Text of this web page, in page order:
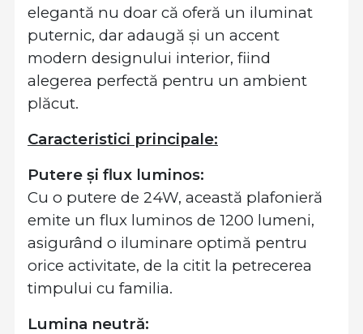
elegantă nu doar că oferă un iluminat
puternic, dar adaugă și un accent
modern designului interior, fiind
alegerea perfectă pentru un ambient
plăcut.
Caracteristici principale:
Putere și flux luminos:
Cu o putere de 24W, această plafonieră
emite un flux luminos de 1200 lumeni,
asigurând o iluminare optimă pentru
orice activitate, de la citit la petrecerea
timpului cu familia.
Lumina neutră: